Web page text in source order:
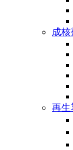
成核
再生